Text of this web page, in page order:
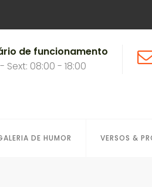
de funcionamento
Sext: 08:00 - 18:00
DE HUMOR VERSOS &